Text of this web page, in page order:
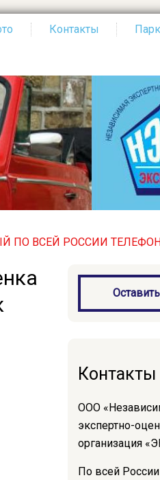
Контакты
РОССИИ ТЕЛЕФОН: 8-
Контакты
ООО
экспертно-
организация
По всей России